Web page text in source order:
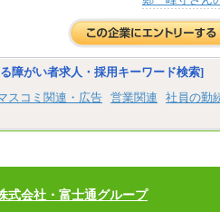
障がい者求人・採用キーワード検索]
スコミ関連・広告 営業関連 社員の勤
式会社・富士通グループ